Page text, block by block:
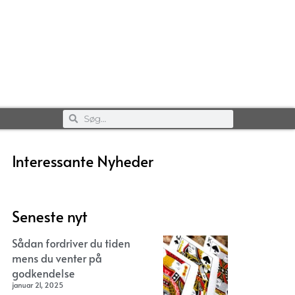
Interessante Nyheder
Seneste nyt
Sådan fordriver du tiden
mens du venter på
godkendelse
januar 21, 2025